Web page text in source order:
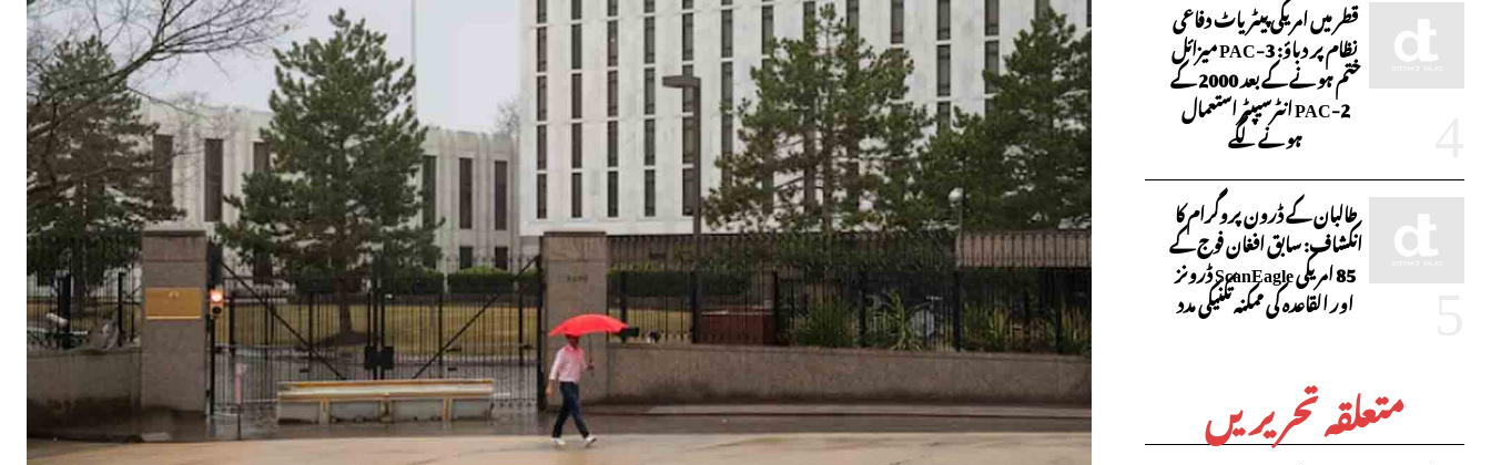
قطر میں امریکی پیٹریاٹ دفاعی
نظام پر دباؤ: PAC-3 میزائل
ختم ہونے کے بعد 2000 کے
PAC-2 انٹرسیپٹر استعمال
ہونے لگے
طالبان کے ڈرون پروگرام کا
انکشاف: سابق افغان فوج کے
85 امریکی ScanEagle ڈرونز
اور القاعدہ کی ممکنہ تکنیکی مدد
متعلقہ تحریریں